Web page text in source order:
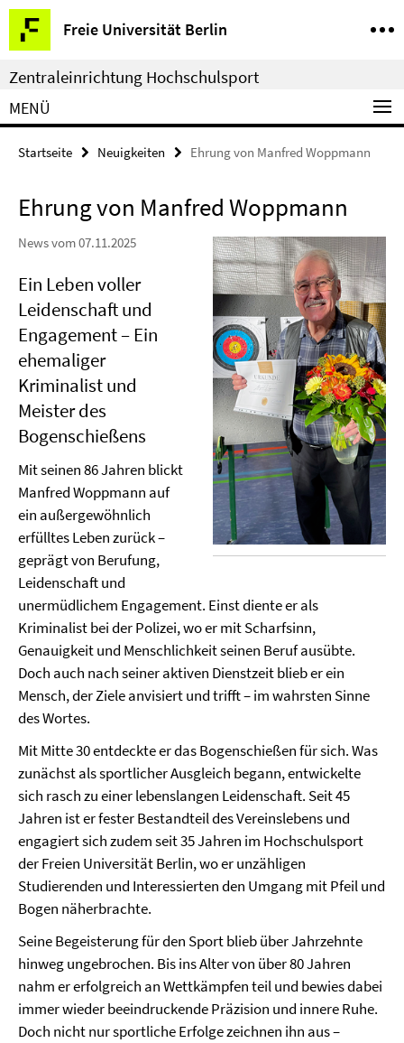
Springe
direkt
zu
Inhalt
Freie Universität Berlin
Service-
Navigation
Zentraleinrichtung Hochschulsport
MENÜ
Startseite Neuigkeiten Ehrung von Manfred Woppmann
Ehrung von Manfred Woppmann
News vom 07.11.2025
Ein Leben voller
Leidenschaft und
Engagement – Ein
ehemaliger
Kriminalist und
Meister des
Bogenschießens
Mit seinen 86 Jahren blickt
Manfred Woppmann auf
ein außergewöhnlich
erfülltes Leben zurück –
geprägt von Berufung,
Leidenschaft und
unermüdlichem Engagement. Einst diente er als
Kriminalist bei der Polizei, wo er mit Scharfsinn,
Genauigkeit und Menschlichkeit seinen Beruf ausübte.
Doch auch nach seiner aktiven Dienstzeit blieb er ein
Mensch, der Ziele anvisiert und trifft – im wahrsten Sinne
des Wortes.
Mit Mitte 30 entdeckte er das Bogenschießen für sich. Was
zunächst als sportlicher Ausgleich begann, entwickelte
sich rasch zu einer lebenslangen Leidenschaft. Seit 45
Jahren ist er fester Bestandteil des Vereinslebens und
engagiert sich zudem seit 35 Jahren im Hochschulsport
der Freien Universität Berlin, wo er unzähligen
Studierenden und Interessierten den Umgang mit Pfeil und
Bogen näherbrachte.
Seine Begeisterung für den Sport blieb über Jahrzehnte
hinweg ungebrochen. Bis ins Alter von über 80 Jahren
nahm er erfolgreich an Wettkämpfen teil und bewies dabei
immer wieder beeindruckende Präzision und innere Ruhe.
Doch nicht nur sportliche Erfolge zeichnen ihn aus –